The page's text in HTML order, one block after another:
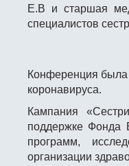
Е.В и старшая
специалистов
Конференция была
коронавируса.
Кампания
поддержке Фонда
программ,
организации